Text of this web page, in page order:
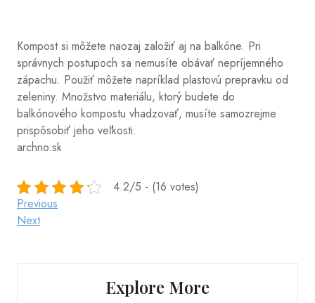
Kompost si môžete naozaj založiť aj na balkóne. Pri
správnych postupoch sa nemusíte obávať nepríjemného
zápachu. Použiť môžete napríklad plastovú prepravku od
zeleniny. Množstvo materiálu, ktorý budete do
balkónového kompostu vhadzovať, musíte samozrejme
prispôsobiť jeho veľkosti.
archno.sk
4.2/5 - (16 votes)
Post
navigation
Previous
Post
Previous
Next
Next
Explore More